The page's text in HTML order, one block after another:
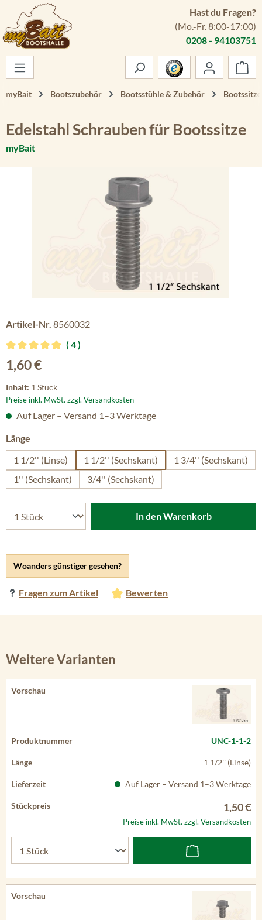
Zum Hauptinhalt springen
Hast du Fragen?
(Mo.-Fr. 8:00-17:00)
0208 - 94103751
myBait Bootszubehör Bootsstühle & Zubehör Bootssitze
Edelstahl Schrauben für Bootssitze
myBait
Artikel-Nr. 8560032
Durchschnittliche Bewertung von 5 von 5 Sternen
4
Regulärer Preis:
1,60 €
Inhalt: 1 Stück
Preise inkl. MwSt. zzgl. Versandkosten
Woanders günstiger gesehen?
Fragen zum Artikel Bewerten
Auf Lager – Versand 1–3 Werktage
Länge
1 1/2'' (Linse)
1 1/2'' (Sechskant)
1 3/4'' (Sechskant)
1'' (Sechskant)
3/4'' (Sechskant)
In den Warenkorb
Weitere Varianten
UNC-1-1-2
1 1/2'' (Linse)
Auf Lager – Versand 1–3 Werktage
1,50 €
Preise inkl. MwSt. zzgl. Versandkosten